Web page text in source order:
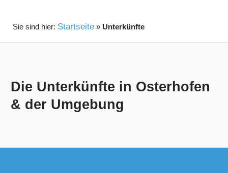
Startseite» Unterkünfte
Die Unterkünfte in Osterhofen
& der Umgebung